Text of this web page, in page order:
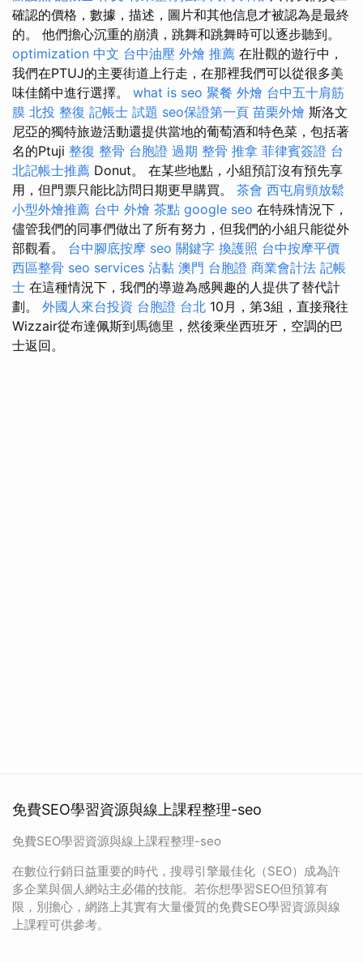
確認的價格，數據，描述，圖片和其他信息才被認為是最終
的。 他們擔心沉重的崩潰，跳舞和跳舞時可以逐步聽到。
optimization 中文 台中油壓 外燴 推薦 在壯觀的遊行中，
我們在PTUJ的主要街道上行走，在那裡我們可以從很多美
味佳餚中進行選擇。 what is seo 聚餐 外燴 台中五十肩筋
膜 北投 整復 記帳士 試題 seo保證第一頁 苗栗外燴 斯洛文
尼亞的獨特旅遊活動還提供當地的葡萄酒和特色菜，包括著
名的Ptuji 整復 整骨 台胞證 過期 整骨 推拿 菲律賓簽證 台
北記帳士推薦 Donut。 在某些地點，小組預訂沒有預先享
用，但門票只能比訪問日期更早購買。 茶會 西屯肩頸放鬆
小型外燴推薦 台中 外燴 茶點 google seo 在特殊情況下，
儘管我們的同事們做出了所有努力，但我們的小組只能從外
部觀看。 台中腳底按摩 seo 關鍵字 換護照 台中按摩平價
西區整骨 seo services 沾黏 澳門 台胞證 商業會計法 記帳
士 在這種情況下，我們的導遊為感興趣的人提供了替代計
劃。 外國人來台投資 台胞證 台北 10月，第3組，直接飛往
Wizzair從布達佩斯到馬德里，然後乘坐西班牙，空調的巴
士返回。
免費SEO學習資源與線上課程整理-seo
免費SEO學習資源與線上課程整理-seo
在數位行銷日益重要的時代，搜尋引擎最佳化（SEO）成為許
多企業與個人網站主必備的技能。若你想學習SEO但預算有
限，別擔心，網路上其實有大量優質的免費SEO學習資源與線
上課程可供參考。